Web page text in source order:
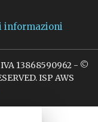
informazioni
13868590962 - ©
ISP AWS